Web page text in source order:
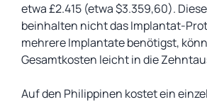
etwa £2.415 (etwa $3.359,60).
beinhalten nicht das Implantat-
mehrere Implantate benötigst,
Gesamtkosten leicht in die
Auf den Philippinen kostet ein